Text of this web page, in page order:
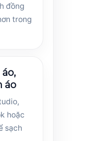
đồng
trong
áo
hoặc
sạch